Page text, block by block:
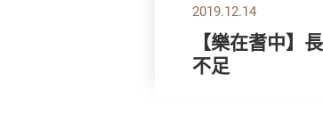
2019.12.14
【樂在耆中】
不足